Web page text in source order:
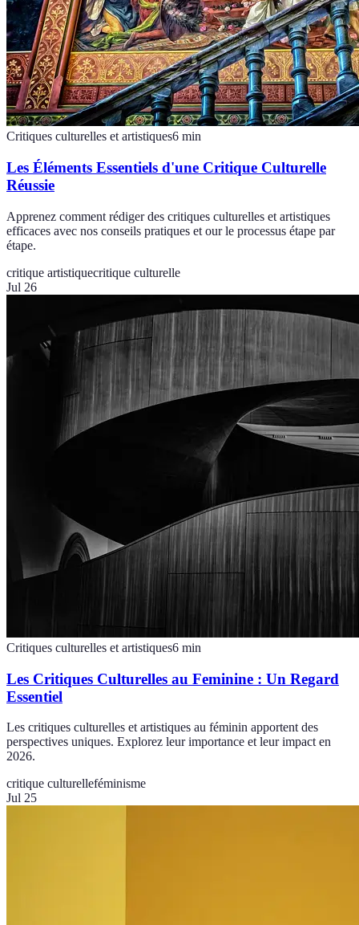
Critiques culturelles et artistiques6 min
Les Éléments Essentiels d'une Critique Culturelle
Réussie
Apprenez comment rédiger des critiques culturelles et artistiques
efficaces avec nos conseils pratiques et our le processus étape par
étape.
critique artistiquecritique culturelle
Jul 26
Critiques culturelles et artistiques6 min
Les Critiques Culturelles au Feminine : Un Regard
Essentiel
Les critiques culturelles et artistiques au féminin apportent des
perspectives uniques. Explorez leur importance et leur impact en
2026.
critique culturelleféminisme
Jul 25